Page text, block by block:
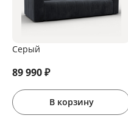
Серый
89 990₽
В корзину